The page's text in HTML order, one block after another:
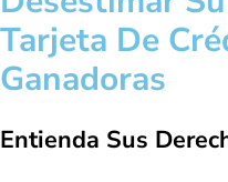
Tarjeta De
Ganadoras
Entienda Sus